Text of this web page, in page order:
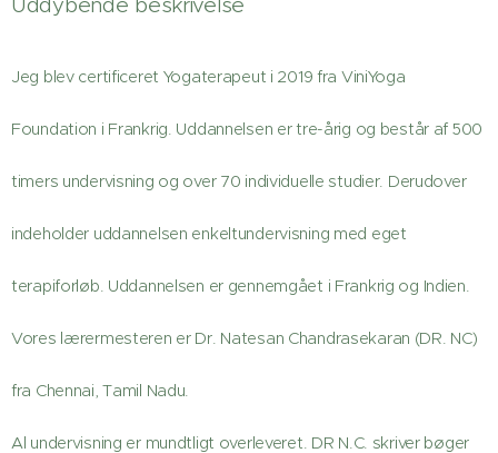
Jeg blev certificeret Yogaterapeut i 2019 fra ViniYoga
Foundation i Frankrig. Uddannelsen er tre-årig og består af 500
timers undervisning og over 70 individuelle studier. Derudover
indeholder uddannelsen enkeltundervisning med eget
terapiforløb. Uddannelsen er gennemgået i Frankrig og Indien.
Vores lærermesteren er Dr. Natesan Chandrasekaran (DR. NC)
fra Chennai, Tamil Nadu.
Al undervisning er mundtligt overleveret. DR N.C. skriver bøger